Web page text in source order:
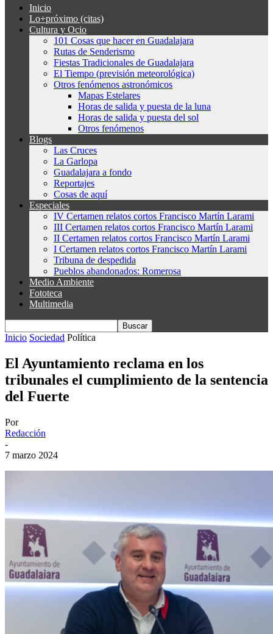
Inicio
Lo+próximo (citas)
Cultura y Ocio
101 Cosas que hacer en Guadalajara
Rutas de Senderismo
Fiestas Tradicionales de Guadalajara
El Tiempo (previsión meteorológica)
Otros fenómenos astronómicos
Mapas Estelares
Horas de salida y puesta de la luna
Horas de salida y puesta del sol
Otros fenómenos
Blogs
Las Cruces
La Garlopa
Guadalajara a fondo
Reportajes
Cosas de aquí
Especiales
IV Certamen relatos cortos Francisco Martín Larami
III Certamen relatos cortos Francisco Martín Larami
II Certamen relatos cortos Francisco Martín Larami
I Certamen relatos cortos Francisco Martín Larami
Tribuna de despedida
Pueblos abandonados: Romerosa
Medio Ambiente
Fototeca
Multimedia
Inicio Sociedad Política
El Ayuntamiento reclama en los
tribunales el cumplimiento de la sentencia
del Fuerte
Por
Redacción
-
7 marzo 2024